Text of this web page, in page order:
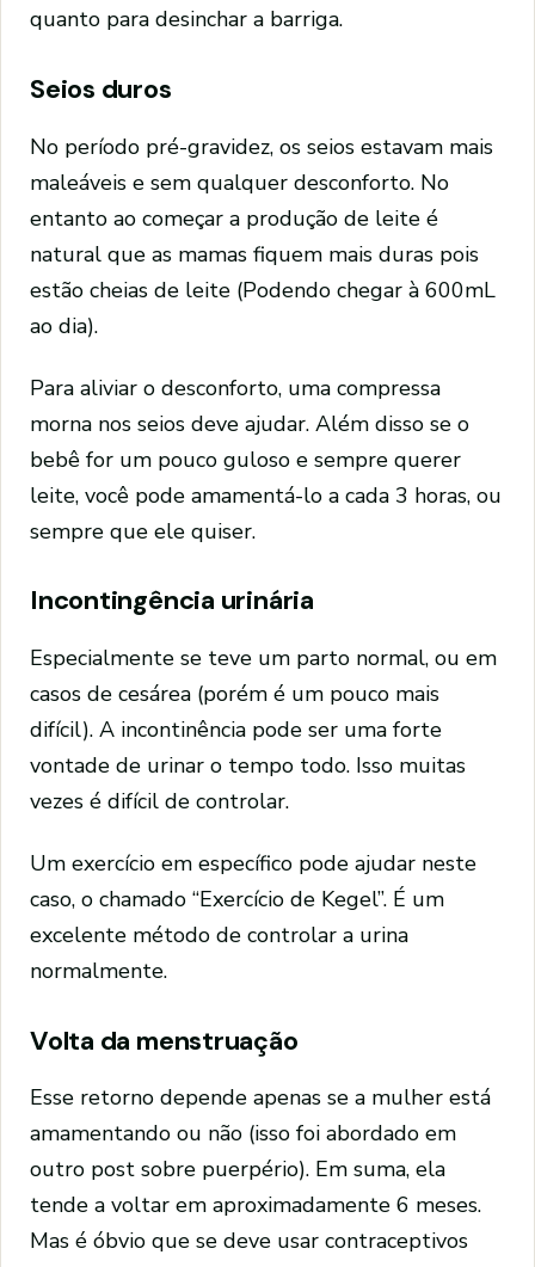
quanto para desinchar a barriga.
Seios duros
No período pré-gravidez, os seios estavam mais
maleáveis e sem qualquer desconforto. No
entanto ao começar a produção de leite é
natural que as mamas fiquem mais duras pois
estão cheias de leite (Podendo chegar à 600mL
ao dia).
Para aliviar o desconforto, uma compressa
morna nos seios deve ajudar. Além disso se o
bebê for um pouco guloso e sempre querer
leite, você pode amamentá-lo a cada 3 horas, ou
sempre que ele quiser.
Incontingência urinária
Especialmente se teve um parto normal, ou em
casos de cesárea (porém é um pouco mais
difícil). A incontinência pode ser uma forte
vontade de urinar o tempo todo. Isso muitas
vezes é difícil de controlar.
Um exercício em específico pode ajudar neste
caso, o chamado “Exercício de Kegel”. É um
excelente método de controlar a urina
normalmente.
Volta da menstruação
Esse retorno depende apenas se a mulher está
amamentando ou não (isso foi abordado em
outro post sobre puerpério). Em suma, ela
tende a voltar em aproximadamente 6 meses.
Mas é óbvio que se deve usar contraceptivos